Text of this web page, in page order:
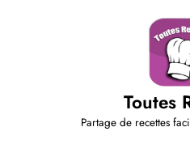
Toutes
Partage de recettes